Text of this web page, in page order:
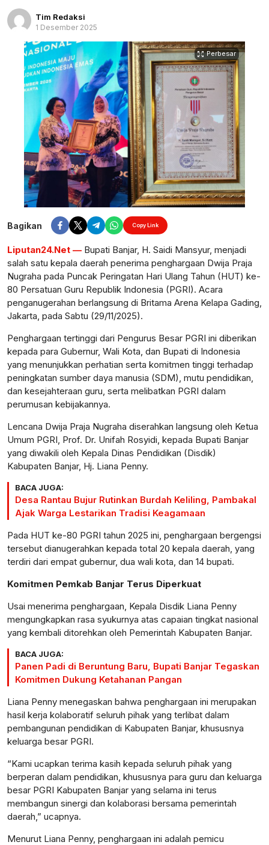
Tim Redaksi
1 Desember 2025
Perbesar
Bagikan Copy Link
Liputan24.Net — Bupati Banjar, H. Saidi Mansyur, menjadi
salah satu kepala daerah penerima penghargaan Dwija Praja
Nugraha pada Puncak Peringatan Hari Ulang Tahun (HUT) ke-
80 Persatuan Guru Republik Indonesia (PGRI). Acara
penganugerahan berlangsung di Britama Arena Kelapa Gading,
Jakarta, pada Sabtu (29/11/2025).
Penghargaan tertinggi dari Pengurus Besar PGRI ini diberikan
kepada para Gubernur, Wali Kota, dan Bupati di Indonesia
yang menunjukkan perhatian serta komitmen tinggi terhadap
peningkatan sumber daya manusia (SDM), mutu pendidikan,
dan kesejahteraan guru, serta melibatkan PGRI dalam
perumusan kebijakannya.
Lencana Dwija Praja Nugraha diserahkan langsung oleh Ketua
Umum PGRI, Prof. Dr. Unifah Rosyidi, kepada Bupati Banjar
yang diwakili oleh Kepala Dinas Pendidikan (Disdik)
Kabupaten Banjar, Hj. Liana Penny.
BACA JUGA:
Desa Rantau Bujur Rutinkan Burdah Keliling, Pambakal
Ajak Warga Lestarikan Tradisi Keagamaan
Pada HUT ke-80 PGRI tahun 2025 ini, penghargaan bergengsi
tersebut dianugerahkan kepada total 20 kepala daerah, yang
terdiri dari empat gubernur, dua wali kota, dan 14 bupati.
Komitmen Pemkab Banjar Terus Diperkuat
Usai menerima penghargaan, Kepala Disdik Liana Penny
mengungkapkan rasa syukurnya atas capaian tingkat nasional
yang kembali ditorehkan oleh Pemerintah Kabupaten Banjar.
BACA JUGA:
Panen Padi di Beruntung Baru, Bupati Banjar Tegaskan
Komitmen Dukung Ketahanan Pangan
Liana Penny menegaskan bahwa penghargaan ini merupakan
hasil kerja kolaboratif seluruh pihak yang terlibat dalam
pembangunan pendidikan di Kabupaten Banjar, khususnya
keluarga besar PGRI.
“Kami ucapkan terima kasih kepada seluruh pihak yang
berperan dalam pendidikan, khususnya para guru dan keluarga
besar PGRI Kabupaten Banjar yang selama ini terus
membangun sinergi dan kolaborasi bersama pemerintah
daerah,” ucapnya.
Menurut Liana Penny, penghargaan ini adalah pemicu